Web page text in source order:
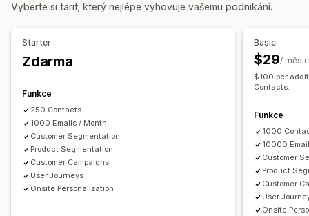
Opuštěný košík Opuštění procházených položek
E-maily týkající se poklesu cen
E-maily týkající se opětovného naskladnění
Doporučené produkty
Správa kampaní
Nástroj Editor
Šablony
Generování pomocí umělé inteligence
Import a export
E-mailové domény
Seznam pro shromažďování souhlasu s doručováním e-
Pravidla cílení
Vyberte si tarif, který nejlépe vyhovuje vašemu podnikání.
Starter
Zdarma
Funkce
250 Contacts
1000 Emails / Month
Customer Segmentation
Product Segmentation
Customer Campaigns
User Journeys
Onsite Personalization
Basic
$29/ měsíc
$100 per
Contacts.
Funkce
1000
10000
Customer
Product
Customer
User
Onsite